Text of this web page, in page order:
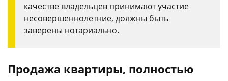
качестве владельцев принимают участие
несовершеннолетние, должны быть
заверены нотариально.
Продажа квартиры, полностью